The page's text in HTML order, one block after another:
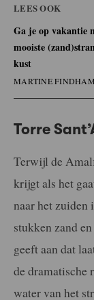
LEES OOK
Ga je op vakantie
mooiste
kust
MARTINE
Torre
Terwijl de
krijgt als het
naar het zuiden
stukken zand
geeft aan dat
de dramatische
water van het